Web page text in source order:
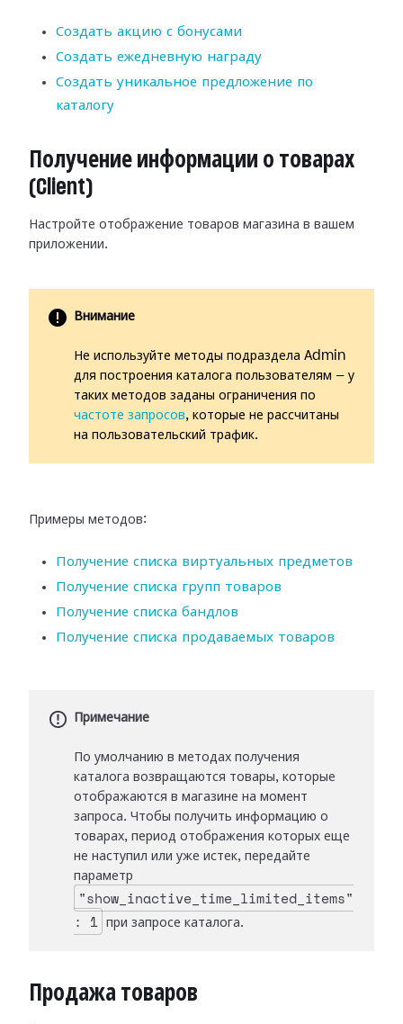
Создать акцию с бонусами
Создать ежедневную награду
Создать уникальное предложение по
каталогу
Получение информации о товарах
(Client)
Настройте отображение товаров магазина в вашем
приложении.
Внимание
Не используйте методы подраздела Admin
для построения каталога пользователям — у
таких методов заданы ограничения по
частоте запросов, которые не рассчитаны
на пользовательский трафик.
Примеры методов:
Получение списка виртуальных предметов
Получение списка групп товаров
Получение списка бандлов
Получение списка продаваемых товаров
Примечание
По умолчанию в методах получения
каталога возвращаются товары, которые
отображаются в магазине на момент
запроса. Чтобы получить информацию о
товарах, период отображения которых еще
не наступил или уже истек, передайте
параметр
"show_inactive_time_limited_items"
: 1
при запросе каталога.
Продажа товаров